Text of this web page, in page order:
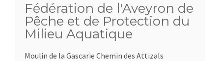
Fédération de l'Aveyron de
Pêche et de Protection du
Milieu Aquatique
Moulin de la Gascarie Chemin des Attizals